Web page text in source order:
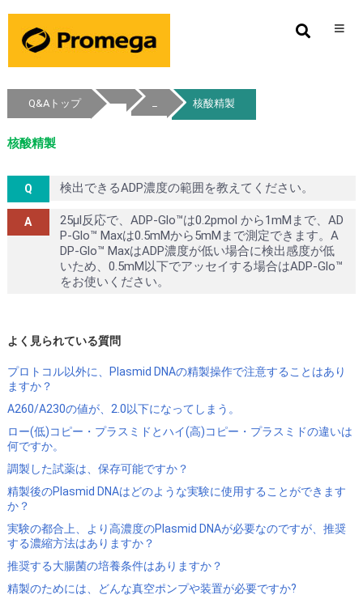
Q&Aトップ 核酸精製
核酸精製
検出できるADP濃度の範囲を教えてください。
25µl反応で、ADP-Glo™は0.2pmol から1mMまで、AD
P-Glo™ Maxは0.5mMから5mMまで測定できます。A
DP-Glo™ MaxはADP濃度が低い場合に検出感度が低
いため、0.5mM以下でアッセイする場合はADP-Glo™
をお使いください。
よく見られている質問
プロトコル以外に、Plasmid DNAの精製操作で注意することはあり
ますか？
A260/A230の値が、2.0以下になってしまう。
ロー(低)コピー・プラスミドとハイ(高)コピー・プラスミドの違いは
何ですか。
調製した試薬は、保存可能ですか？
精製後のPlasmid DNAはどのような実験に使用することができます
か？
実験の都合上、より高濃度のPlasmid DNAが必要なのですが、推奨
する濃縮方法はありますか？
推奨する大腸菌の培養条件はありますか？
精製のためには、どんな真空ポンプや装置が必要ですか?